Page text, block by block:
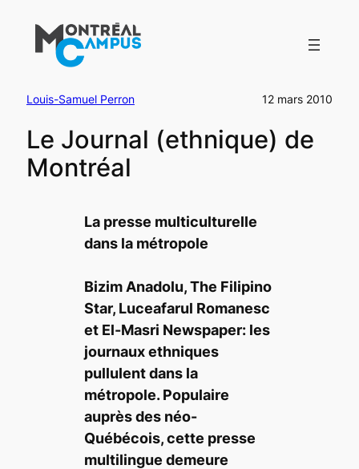
contenu
Louis-Samuel Perron 12 mars 2010
Le Journal (ethnique) de
Montréal
La presse multiculturelle
dans la métropole
Bizim Anadolu, The Filipino
Star, Luceafarul Romanesc
et El-Masri Newspaper: les
journaux ethniques
pullulent dans la
métropole. Populaire
auprès des néo-
Québécois, cette presse
multilingue demeure